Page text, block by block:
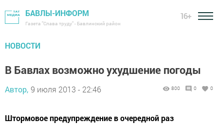
БАВЛЫ-ИНФОРМ
Газета "Слава труду" - Бавлинский район
16+
НОВОСТИ
В Бавлах возможно ухудшение погоды
Автор, 9 июля 2013 - 22:46 800 0 0
Штормовое предупреждение в очередной раз